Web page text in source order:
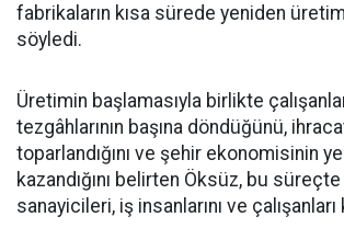
fabrikaların kısa sürede yeniden
söyledi.
Üretimin başlamasıyla birlikte
tezgâhlarının başına döndüğünü,
toparlandığını ve şehir ekonomisinin
kazandığını belirten Öksüz, bu
sanayicileri, iş insanlarını ve çalışanları